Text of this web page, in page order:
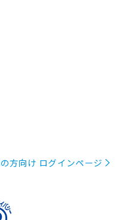
方向け ログインページ